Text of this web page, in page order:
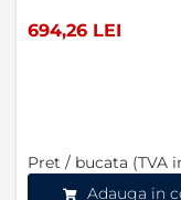
694,26 LEI
Pret / bucata (TVA
Adauga in